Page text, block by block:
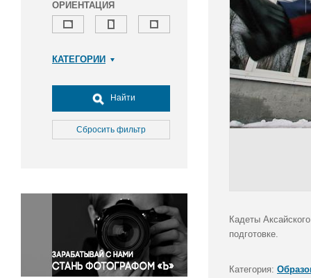
ОРИЕНТАЦИЯ
КАТЕГОРИИ
Досуг, туризм и отдых
Культура
Медицина
Окружающая среда
Политика
Правосудие
Происшествия и конфликты
Религия
Найти
Сбросить фильтр
Кадеты
подготовке.
Категория: